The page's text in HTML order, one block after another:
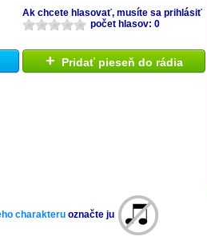
Ak chcete hlasovať, musíte sa prihlásiť
počet hlasov: 0
+ Pridať pieseň do rádia
charakteru označte ju